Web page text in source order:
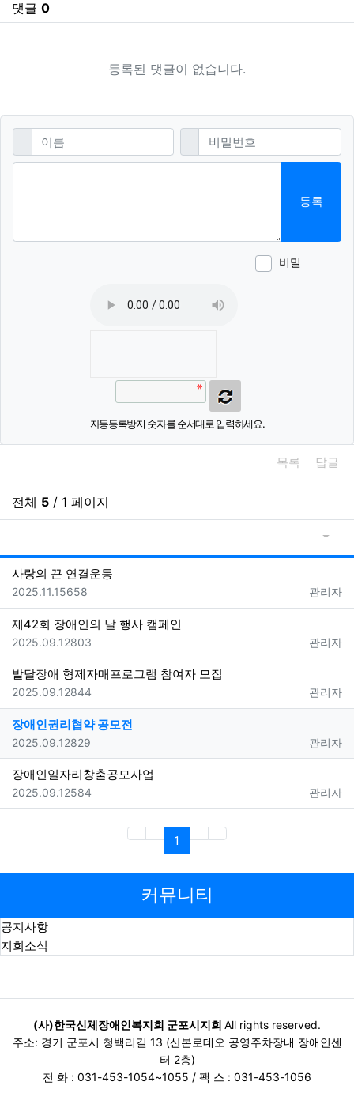
댓글 0
등록된 댓글이 없습니다.
댓글쓰기
필수 비밀번호필수
등록
비밀
자동등록방지 숫자를 순서대로 입력하세요.
목록 답글
전체 5 / 1 페이지
게시
사랑의 끈 연결운동
등록자
관리자
등록일
2025.11.15조회
658
제42회 장애인의 날 행사 캠페인
등록자
관리자
등록일
2025.09.12조회
803
발달장애 형제자매프로그램 참여자 모집
등록자
관리자
등록일
2025.09.12조회
844
장애인권리협약 공모전
등록자
관리자
등록일
2025.09.12조회
829
장애인일자리창출공모사업
등록자
관리자
등록일
2025.09.12조회
584
1 (current)
커뮤니티
공지사항
지회소식
(사)한국신체장애인복지회 군포시지회 All rights reserved.
주소: 경기 군포시 청백리길 13 (산본로데오 공영주차장내 장애인센
터 2층)
전 화 : 031-453-1054~1055 / 팩 스 : 031-453-1056